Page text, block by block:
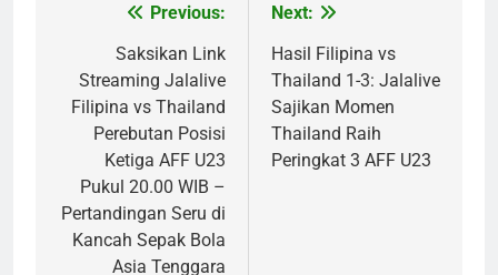
navigation
Previous:
Saksikan Link
Streaming Jalalive
Filipina vs Thailand
Perebutan Posisi
Ketiga AFF U23
Pukul 20.00 WIB –
Pertandingan Seru di
Kancah Sepak Bola
Asia Tenggara
Next:
Hasil Filipina vs
Thailand 1-3: Jalalive
Sajikan Momen
Thailand Raih
Peringkat 3 AFF U23